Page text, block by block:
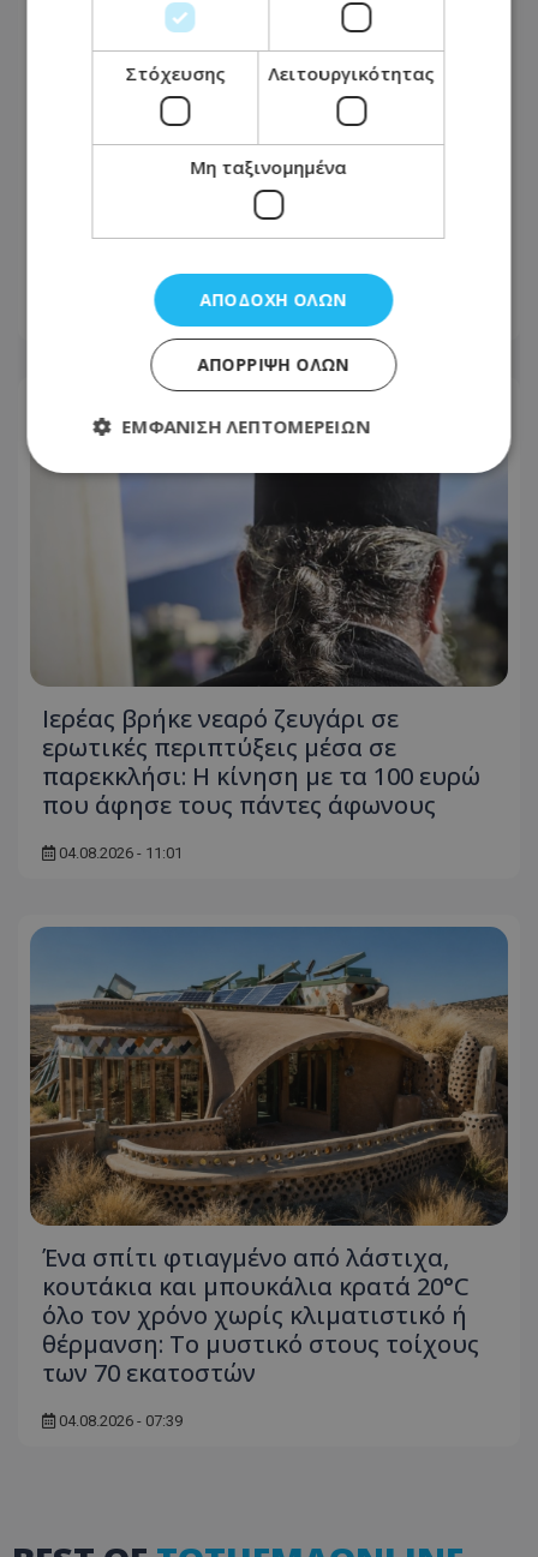
Πυροσβέστης προειδοποιεί: Αυτά τα
λάθη με τους φορτιστές μπορούν να
βάλουν φωτιά στο σπίτι σας
05.08.2026 - 06:26
Ιερέας βρήκε νεαρό ζευγάρι σε
ερωτικές περιπτύξεις μέσα σε
παρεκκλήσι: Η κίνηση με τα 100 ευρώ
που άφησε τους πάντες άφωνους
04.08.2026 - 11:01
Ένα σπίτι φτιαγμένο από λάστιχα,
κουτάκια και μπουκάλια κρατά 20°C
όλο τον χρόνο χωρίς κλιματιστικό ή
θέρμανση: Το μυστικό στους τοίχους
των 70 εκατοστών
04.08.2026 - 07:39
Στόχευσης Λειτουργικότητας
Μη ταξινομημένα
ΑΠΟΔΟΧΉ ΌΛΩΝ
ΑΠΌΡΡΙΨΗ ΌΛΩΝ
ΕΜΦΆΝΙΣΗ ΛΕΠΤΟΜΕΡΕΙΏΝ
Απολύτως απαραίτητα
Απόδοσης
Στόχευσης
Λειτουργικότητας
Μη ταξινομημένα
Τα απολύτως απαραίτητα cookies επιτρέπουν
βασικές λειτουργίες του ιστότοπου, όπως τη
σύνδεση χρήστη και τη διαχείριση λογαριασμού.
Ο ιστότοπος δεν μπορεί να χρησιμοποιηθεί σωστά
χωρίς τα απολύτως απαραίτητα cookies.
Ονοματεπώνυμο
Προμηθευτής
usprivacy
.lifenewscy.tothemaonline.com
ASP.NET_SessionId
Microsoft Corporation
VISITOR_PRIVACY_METADATA